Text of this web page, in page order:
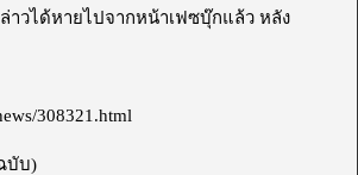
าวได้หายไปจากหน้าเฟซบุ๊กแล้ว หลัง
308321.html
บับ)